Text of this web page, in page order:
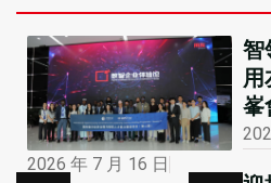
2026 年 7 月 16 日
智
用
峯